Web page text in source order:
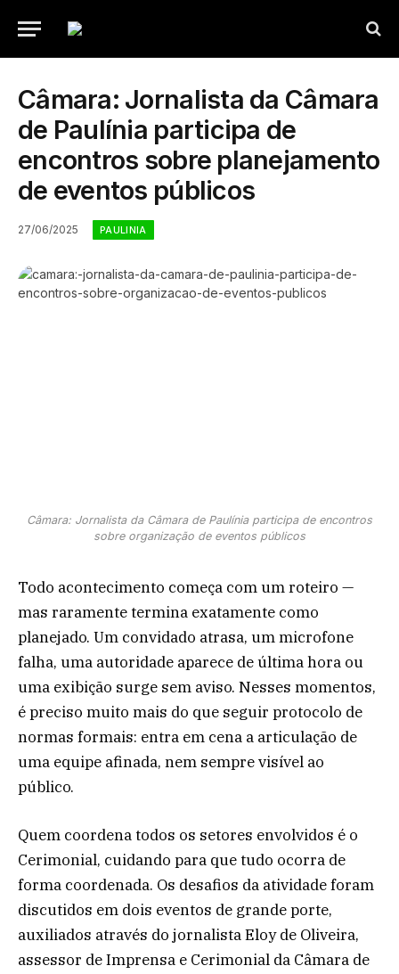
Câmara: Jornalista da Câmara
de Paulínia participa de
encontros sobre planejamento
de eventos públicos
27/06/2025 PAULINIA
Câmara: Jornalista da Câmara de Paulínia participa de encontros
sobre organização de eventos públicos
Todo acontecimento começa com um roteiro —
mas raramente termina exatamente como
planejado. Um convidado atrasa, um microfone
falha, uma autoridade aparece de última hora ou
uma exibição surge sem aviso. Nesses momentos,
é preciso muito mais do que seguir protocolo de
normas formais: entra em cena a articulação de
uma equipe afinada, nem sempre visível ao
público.
Quem coordena todos os setores envolvidos é o
Cerimonial, cuidando para que tudo ocorra de
forma coordenada. Os desafios da atividade foram
discutidos em dois eventos de grande porte,
auxiliados através do jornalista Eloy de Oliveira,
assessor de Imprensa e Cerimonial da Câmara de